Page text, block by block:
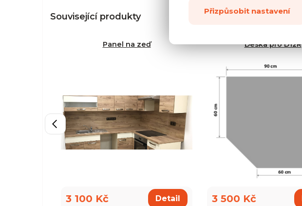
Související produkty
Panel na zeď
3 100 Kč Detail
Deska pro D12R
3 500 Kč
Přizpůsobit nastavení